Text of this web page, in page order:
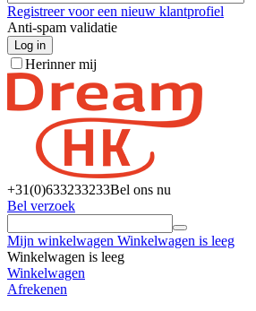
Registreer voor een nieuw klantprofiel
Anti-spam validatie
Log in
Herinner mij
+31(0)633233233Bel ons nu
Bel verzoek
Mijn winkelwagen Winkelwagen is leeg
Winkelwagen is leeg
Winkelwagen
Afrekenen